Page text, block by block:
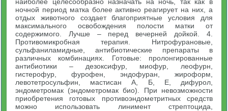
ночной период матка более активно реагирует на них, а
отдых животного создает благоприятные условия для
максимального освобождения полости матки от
содержимого. Лучше – перед вечерней дойкой. 4.
Противомикробная терапия. Нитрофурановые,
сульфаниламидные, антибиотические препараты в
различных комбинациях. Готовые: пролонгированные
антибиотики – дезоксифур, миофур, леофурн,
гистерофур, фурофен, эндофуран, жироформ,
левотетросульфин, мастисан А, Б, Е, дифурол,
эндометромак (эндометромак био). При невозможности
приобретения готовых противоэндометритных средств
можно использовать линимент стрептоцида,